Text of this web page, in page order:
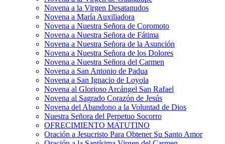
Novena a la Virgen Desatanudos
Novena a María Auxiliadora
Novena a Nuestra Señora de Coromoto
Novena a Nuestra Señora de Fátima
Novena a Nuestra Señora de la Asunción
Novena a Nuestra Señora de los Dolores
Novena a Nuestra Señora del Carmen
Novena a San Antonio de Padua
Novena a San Ignacio de Loyola
Novena al Glorioso Arcángel San Rafael
Novena al Sagrado Corazón de Jesús
Novena del Abandono a la Voluntad de Dios
Nuestra Señora del Perpetuo Socorro
OFRECIMIENTO MATUTINO
Oración a Jesucristo Para Obtener Su Santo Amor